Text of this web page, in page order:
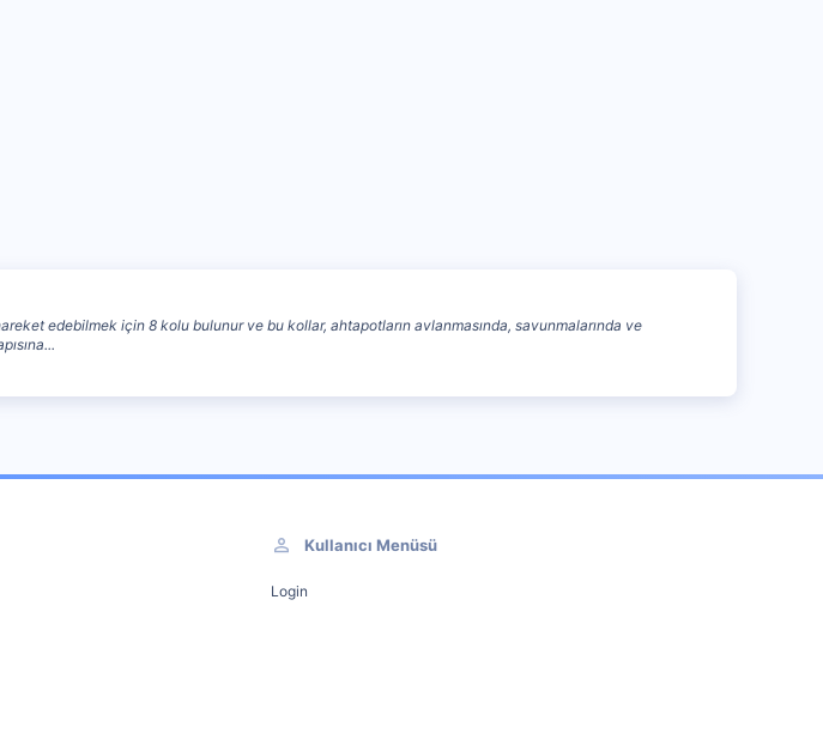
edebilmek için 8 kolu bulunur ve bu kollar, ahtapotların avlanmasında, savunmalarında ve
Kullanıcı Menüsü
Login